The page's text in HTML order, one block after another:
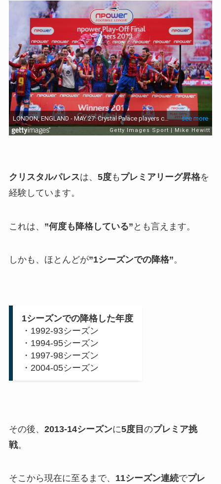
クリスタルパレスは、 5度も プレミアリーグ昇格を
経験しています。
これは、 ”何度も降格している” とも言えます。
しかも、ほとんどが”1シーズンでの降格”。
1シーズンでの降格した年度
・1992-93シーズン
・1994-95シーズン
・1997-98シーズン
・2004-05シーズン
その後、 2013-14シーズンに5度目 のプレミア挑
戦。
そこから現在に至るまで、 11シーズン連続でプレ